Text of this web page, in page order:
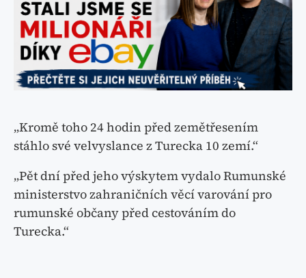
„Kromě toho 24 hodin před zemětřesením
stáhlo své velvyslance z Turecka 10 zemí.“
„Pět dní před jeho výskytem vydalo Rumunské
ministerstvo zahraničních věcí varování pro
rumunské občany před cestováním do
Turecka.“